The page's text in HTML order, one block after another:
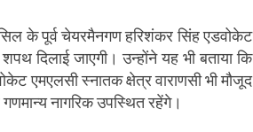
के पूर्व चेयरमैनगण हरिशंकर सिंह एडवोकेट
शपथ दिलाई जाएगी। उन्होंने यह भी बताया कि
एमएलसी स्नातक क्षेत्र वाराणसी भी मौजूद
नागरिक उपस्थित रहेंगे।